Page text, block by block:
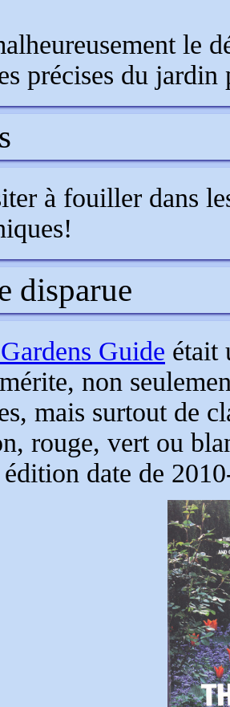
le
précises du jardin
à fouiller dans
disparue
Guide était
non
mais surtout de
rouge, vert ou
date de